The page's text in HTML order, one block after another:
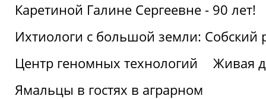
Каретиной Галине Сергеевне - 90 лет!
Ихтиологи с большой земли: Собский
Центр геномных технологий
Живая
Ямальцы в гостях в аграрном